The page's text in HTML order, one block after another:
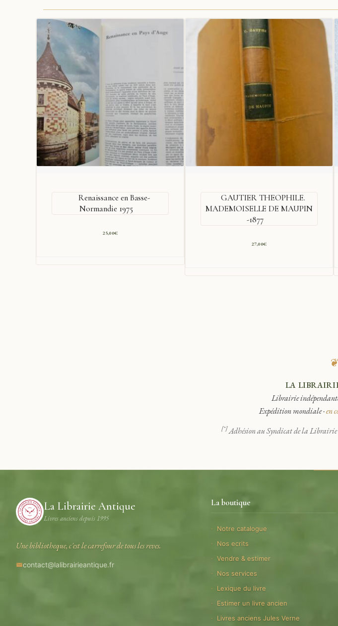
Renaissance en Basse-
Normandie 1975
25,00€
GAUTIER THEOPHILE.
MADEMOISELLE DE MAUPIN
-1877
27,00€
❦
LA
Librairie
Expédition mondiale ·en
[*]Adhésion au Syndicat de la Librairie
La Librairie Antique
Livres anciens depuis 1995
Une bibliotheque, c'est le carrefour de tous les reves.
contact@lalibrairieantique.fr
La boutique
Notre catalogue
Nos ecrits
Vendre & estimer
Nos services
Lexique du livre
Estimer un livre ancien
Livres anciens Jules Verne